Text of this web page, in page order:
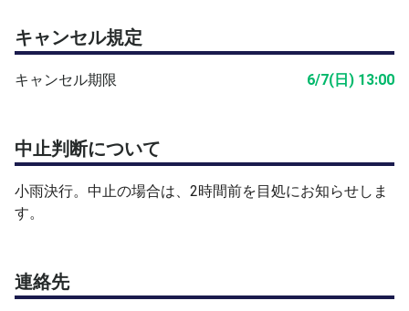
キャンセル規定
キャンセル期限 6/7(日) 13:00
中止判断について
小雨決行。中止の場合は、2時間前を目処にお知らせしま
す。
連絡先